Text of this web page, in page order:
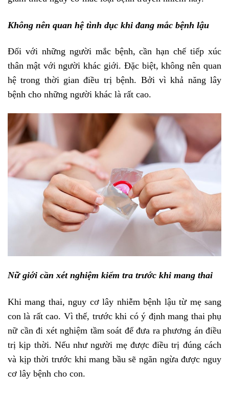
Không nên quan hệ tình dục khi đang mắc bệnh lậu
Đối với những người mắc bệnh, cần hạn chế tiếp xúc
thân mật với người khác giới. Đặc biệt, không nên quan
hệ trong thời gian điều trị bệnh. Bởi vì khả năng lây
bệnh cho những người khác là rất cao.
Nữ giới cần xét nghiệm kiểm tra trước khi mang thai
Khi mang thai, nguy cơ lây nhiễm bệnh lậu từ mẹ sang
con là rất cao. Vì thế, trước khi có ý định mang thai phụ
nữ cần đi xét nghiệm tầm soát để đưa ra phương án điều
trị kịp thời. Nếu như người mẹ được điều trị đúng cách
và kịp thời trước khi mang bầu sẽ ngăn ngừa được nguy
cơ lây bệnh cho con.